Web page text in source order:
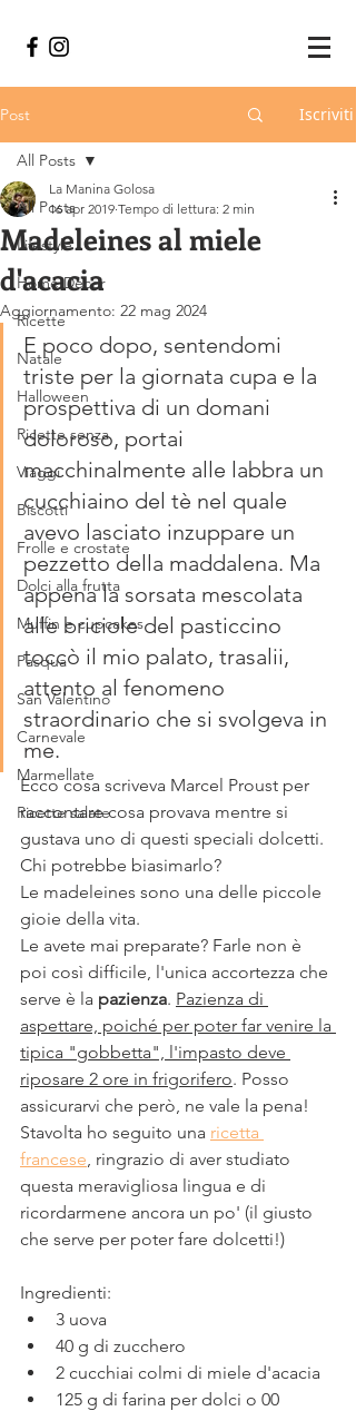
Post Iscriviti
All Posts
Lifestyle
Home Decor
Ricette
Natale
Halloween
Ricette senza
Viaggi
Biscotti
Frolle e crostate
Dolci alla frutta
Muffin e cupcakes
Pasqua
San Valentino
Carnevale
Marmellate
Ricette salate
All Posts
Madeleines al miele
d'acacia
La Manina Golosa
16 apr 2019 Tempo di lettura: 2 min
Aggiornamento: 22 mag 2024
E poco dopo, sentendomi
triste per la giornata cupa e la
prospettiva di un domani
doloroso, portai
macchinalmente alle labbra un
cucchiaino del tè nel quale
avevo lasciato inzuppare un
pezzetto della maddalena. Ma
appena la sorsata mescolata
alle briciole del pasticcino
toccò il mio palato, trasalii,
attento al fenomeno
straordinario che si svolgeva in
me.
Ecco cosa scriveva Marcel Proust per
raccontare cosa provava mentre si
gustava uno di questi speciali dolcetti.
Chi potrebbe biasimarlo?
Le madeleines sono una delle piccole
gioie della vita.
Le avete mai preparate? Farle non è
poi così difficile, l'unica accortezza che
serve è la pazienza. Pazienza di
aspettare, poiché per poter far venire la
tipica "gobbetta", l'impasto deve
riposare 2 ore in frigorifero. Posso
assicurarvi che però, ne vale la pena!
Stavolta ho seguito una ricetta
francese, ringrazio di aver studiato
questa meravigliosa lingua e di
ricordarmene ancora un po' (il giusto
che serve per poter fare dolcetti!)
Ingredienti:
3 uova
40 g di zucchero
2 cucchiai colmi di miele d'acacia
125 g di farina per dolci o 00